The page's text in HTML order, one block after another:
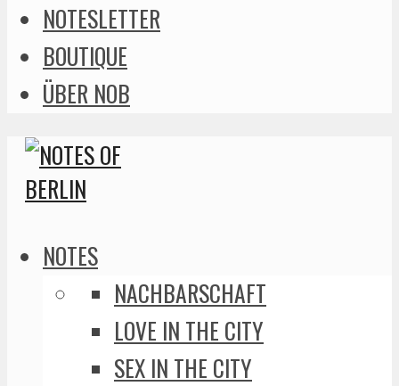
NOTESLETTER
BOUTIQUE
ÜBER NOB
NOTES
NACHBARSCHAFT
LOVE IN THE CITY
SEX IN THE CITY